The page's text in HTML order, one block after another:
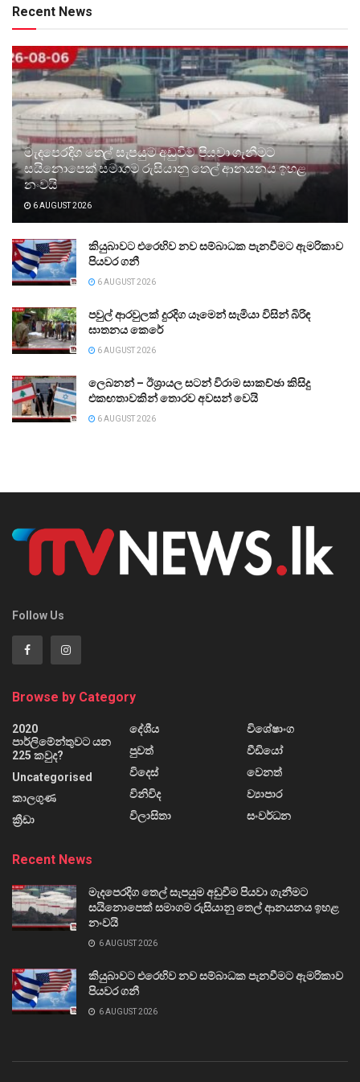
Recent News
මැදපෙරදිග තෙල් සැපයුම අඩුවීම පියවා ගැනීමට
සයිනොපෙක් සමාගම රුසියානු තෙල් ආනයනය ඉහළ
නංවයි
6 AUGUST 2026
කියුබාවට එරෙහිව නව සම්බාධක පැනවීමට ඇමරිකාව
පියවර ගනී
6 AUGUST 2026
පවුල් ආරවුලක් දුරදිග යෑමෙන් සැමියා විසින් බිරිඳ
ඝාතනය කෙරේ
6 AUGUST 2026
ලෙබනන් – ඊශ්‍රායල සටන් විරාම සාකච්ඡා කිසිදු
එකඟතාවකින් තොරව අවසන් වෙයි
6 AUGUST 2026
Follow Us
Browse by Category
2020
පාර්ලිමේන්තුවට යන
225 කවුද?
Uncategorised
කාලගුණ
ක්‍රීඩා
දේශීය
පුවත්
විදෙස්
විනිවිද
විලාසිතා
විශේෂාංග
වීඩියෝ
වෙනත්
ව්‍යාපාර
සංවර්ධන
Recent News
මැදපෙරදිග තෙල් සැපයුම අඩුවීම පියවා ගැනීමට
සයිනොපෙක් සමාගම රුසියානු තෙල් ආනයනය ඉහළ
නංවයි
6 AUGUST 2026
කියුබාවට එරෙහිව නව සම්බාධක පැනවීමට ඇමරිකාව
පියවර ගනී
6 AUGUST 2026